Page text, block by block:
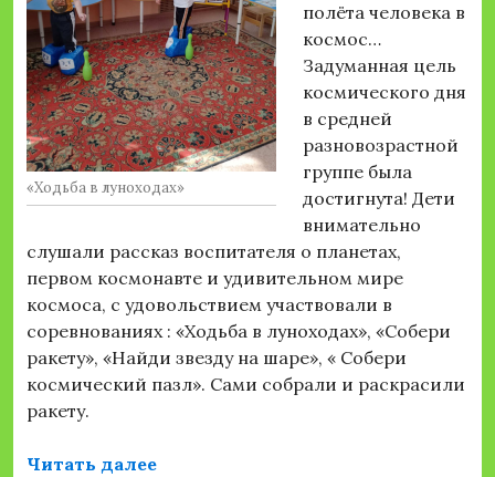
«Ходьба в луноходах»
полёта человека в
космос…
Задуманная цель
космического дня
в средней
разновозрастной
группе была
достигнута! Дети
внимательно
слушали рассказ воспитателя о планетах,
первом космонавте и удивительном мире
космоса, с удовольствием участвовали в
соревнованиях : «Ходьба в луноходах», «Собери
ракету», «Найди звезду на шаре», « Собери
космический пазл». Сами собрали и раскрасили
ракету.
Читать далее«День космонавтики»